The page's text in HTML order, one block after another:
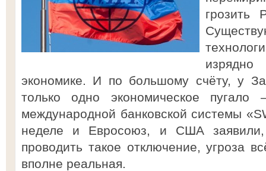
грозить
изрядно
экономике. И по большому счёту, у
только одно экономическое
международной банковской системы
неделе и Евросоюз, и США
проводить такое отключение, угроза
вполне реальная.